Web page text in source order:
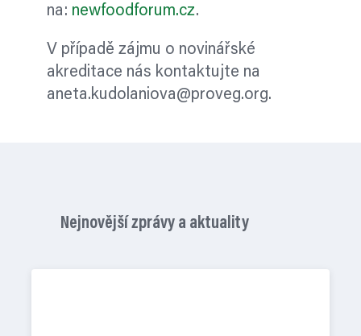
na: newfoodforum.cz.
V případě zájmu o novinářské
akreditace nás kontaktujte na
aneta.kudolaniova@proveg.org.
Nejnovější zprávy a aktuality